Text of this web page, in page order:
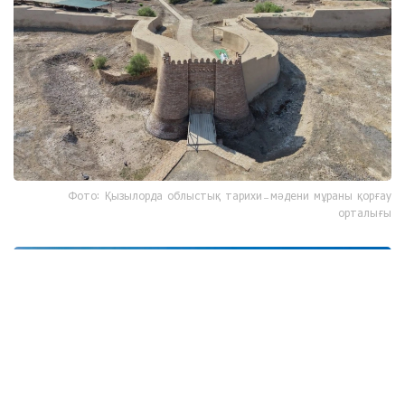
Фото: Қызылорда облыстық тарихи-мәдени мұраны қорғау
орталығы